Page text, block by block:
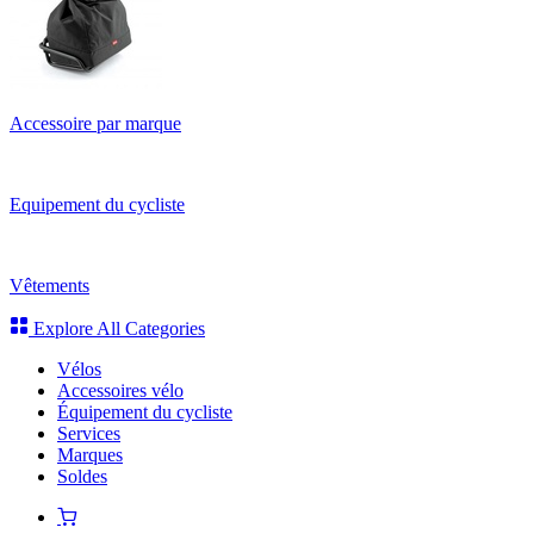
Accessoire par marque
Equipement du cycliste
Vêtements
Explore All Categories
Vélos
Accessoires vélo
Équipement du cycliste
Services
Marques
Soldes